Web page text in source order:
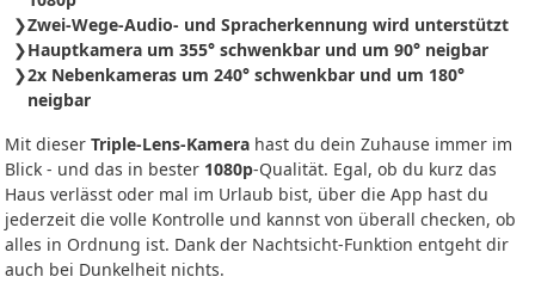
Zwei-Wege-Audio- und Spracherkennung wird unterstützt
Hauptkamera um 355° schwenkbar und um 90° neigbar
2x Nebenkameras um 240° schwenkbar und um 180°
neigbar
Mit dieser Triple-Lens-Kamera hast du dein Zuhause immer im
Blick - und das in bester 1080p-Qualität. Egal, ob du kurz das
Haus verlässt oder mal im Urlaub bist, über die App hast du
jederzeit die volle Kontrolle und kannst von überall checken, ob
alles in Ordnung ist. Dank der Nachtsicht-Funktion entgeht dir
auch bei Dunkelheit nichts.